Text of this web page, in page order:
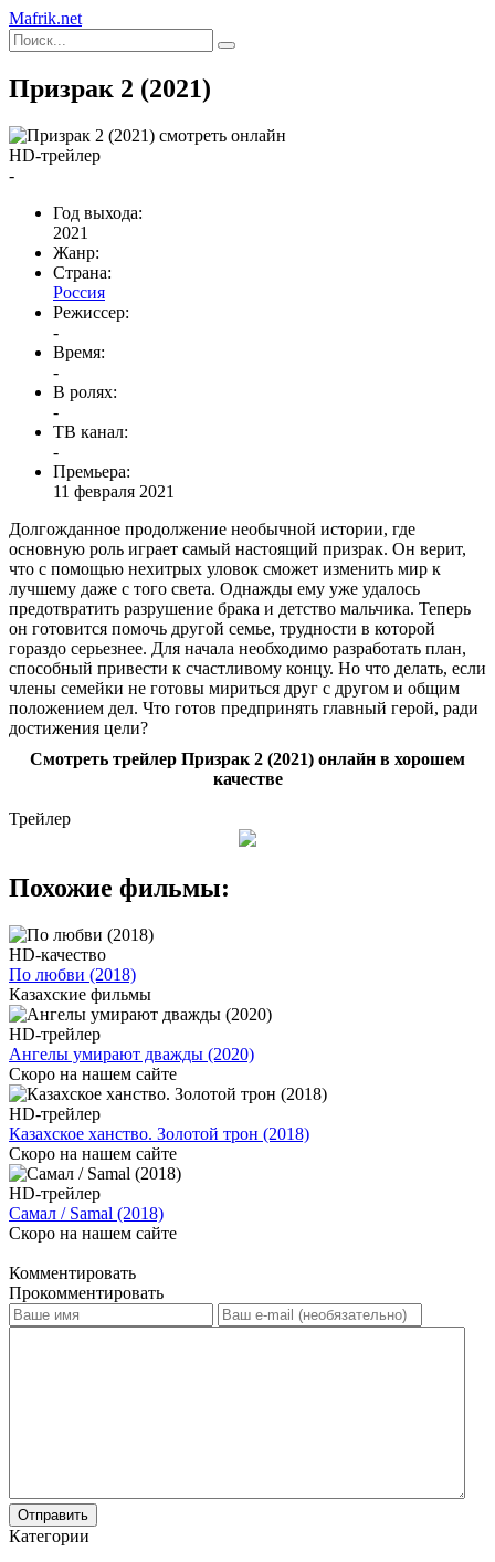
Mafrik.net
Призрак 2 (2021)
HD-трейлер
-
Год выхода:
2021
Жанр:
Страна:
Россия
Режиссер:
-
Время:
-
В ролях:
-
ТВ канал:
-
Премьера:
11 февраля 2021
Долгожданное продолжение необычной истории, где
основную роль играет самый настоящий призрак. Он верит,
что с помощью нехитрых уловок сможет изменить мир к
лучшему даже с того света. Однажды ему уже удалось
предотвратить разрушение брака и детство мальчика. Теперь
он готовится помочь другой семье, трудности в которой
гораздо серьезнее. Для начала необходимо разработать план,
способный привести к счастливому концу. Но что делать, если
члены семейки не готовы мириться друг с другом и общим
положением дел. Что готов предпринять главный герой, ради
достижения цели?
Смотреть трейлер Призрак 2 (2021) онлайн в хорошем
качестве
Трейлер
Похожие фильмы:
HD-качество
По любви (2018)
Казахские фильмы
HD-трейлер
Ангелы умирают дважды (2020)
Скоро на нашем сайте
HD-трейлер
Казахское ханство. Золотой трон (2018)
Скоро на нашем сайте
HD-трейлер
Самал / Samal (2018)
Скоро на нашем сайте
Комментировать
Прокомментировать
Отправить
Категории